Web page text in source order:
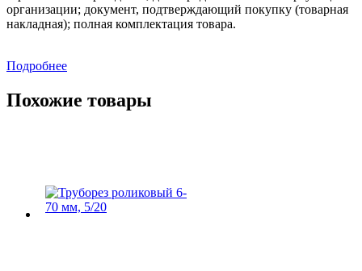
организации; документ, подтверждающий покупку (товарная
накладная); полная комплектация товара.
Подробнее
Похожие товары